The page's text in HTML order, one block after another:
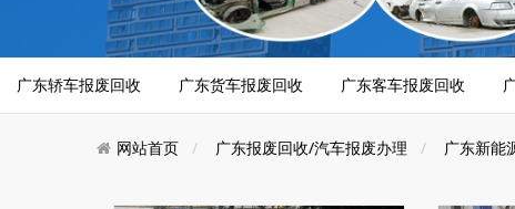
广东轿车报废回收 广东货车报废回收 广东客车报废回收
网站首页 广东报废回收/汽车报废办理 广东新能